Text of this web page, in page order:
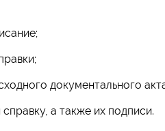
документального
а также их подписи.